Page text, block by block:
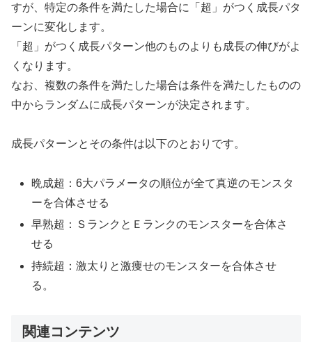
すが、特定の条件を満たした場合に「超」がつく成長パタ
ーンに変化します。
「超」がつく成長パターン他のものよりも成長の伸びがよ
くなります。
なお、複数の条件を満たした場合は条件を満たしたものの
中からランダムに成長パターンが決定されます。
成長パターンとその条件は以下のとおりです。
晩成超：6大パラメータの順位が全て真逆のモンスタ
ーを合体させる
早熟超：ＳランクとＥランクのモンスターを合体さ
せる
持続超：激太りと激痩せのモンスターを合体させ
る。
関連コンテンツ